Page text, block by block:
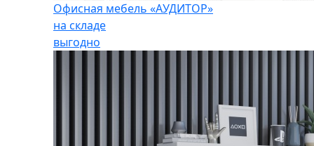
Офисная мебель «АУДИТОР»
на складе
выгодно